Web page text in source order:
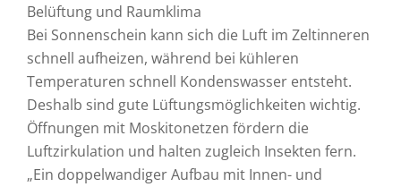
Belüftung und Raumklima
Bei Sonnenschein kann sich die Luft im Zeltinneren
schnell aufheizen, während bei kühleren
Temperaturen schnell Kondenswasser entsteht.
Deshalb sind gute Lüftungsmöglichkeiten wichtig.
Öffnungen mit Moskitonetzen fördern die
Luftzirkulation und halten zugleich Insekten fern.
„Ein doppelwandiger Aufbau mit Innen- und